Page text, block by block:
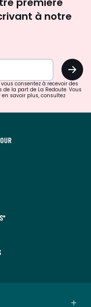
à notre
OK
consentez à recevoir des
la part de La Redoute. Vous
savoir plus, consultez